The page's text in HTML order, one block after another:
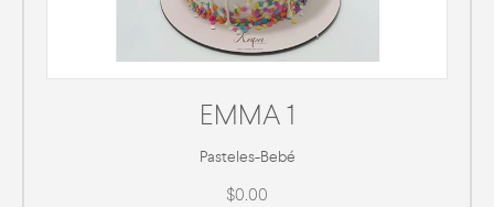
EMMA 1
Pasteles-Bebé
$0.00